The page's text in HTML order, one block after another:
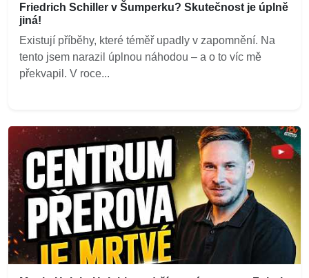
Friedrich Schiller v Šumperku? Skutečnost je úplně
jiná!
Existují příběhy, které téměř upadly v zapomnění. Na
tento jsem narazil úplnou náhodou – a o to víc mě
překvapil. V roce...